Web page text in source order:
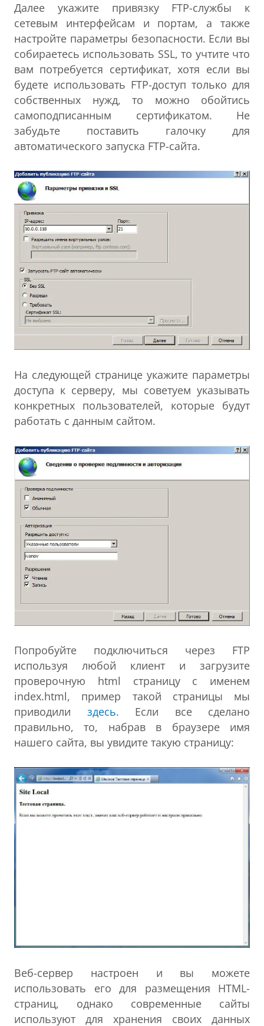
Далее укажите привязку FTP-cлужбы к
сетевым интерфейсам и портам, а также
настройте параметры безопасности. Если вы
собираетесь использовать SSL, то учтите что
вам потребуется сертификат, хотя если вы
будете использовать FTP-доступ только для
собственных нужд, то можно обойтись
самоподписанным сертификатом. Не
забудьте поставить галочку для
автоматического запуска FTP-сайта.
На следующей странице укажите параметры
доступа к серверу, мы советуем указывать
конкретных пользователей, которые будут
работать с данным сайтом.
Попробуйте подключиться через FTP
используя любой клиент и загрузите
проверочную html страницу с именем
index.html, пример такой страницы мы
приводили здесь. Если все сделано
правильно, то, набрав в браузере имя
нашего сайта, вы увидите такую страницу:
Веб-сервер настроен и вы можете
использовать его для размещения HTML-
страниц, однако современные сайты
используют для хранения своих данных